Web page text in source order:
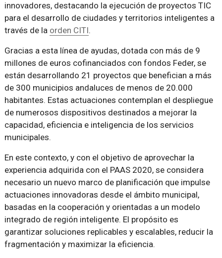
innovadores, destacando la ejecución de proyectos TIC
para el desarrollo de ciudades y territorios inteligentes a
través de la orden CITI.
Gracias a esta línea de ayudas, dotada con más de 9
millones de euros cofinanciados con fondos Feder, se
están desarrollando 21 proyectos que benefician a más
de 300 municipios andaluces de menos de 20.000
habitantes. Estas actuaciones contemplan el despliegue
de numerosos dispositivos destinados a mejorar la
capacidad, eficiencia e inteligencia de los servicios
municipales.
En este contexto, y con el objetivo de aprovechar la
experiencia adquirida con el PAAS 2020, se considera
necesario un nuevo marco de planificación que impulse
actuaciones innovadoras desde el ámbito municipal,
basadas en la cooperación y orientadas a un modelo
integrado de región inteligente. El propósito es
garantizar soluciones replicables y escalables, reducir la
fragmentación y maximizar la eficiencia.